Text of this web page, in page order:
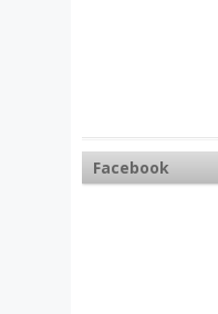
Facebook